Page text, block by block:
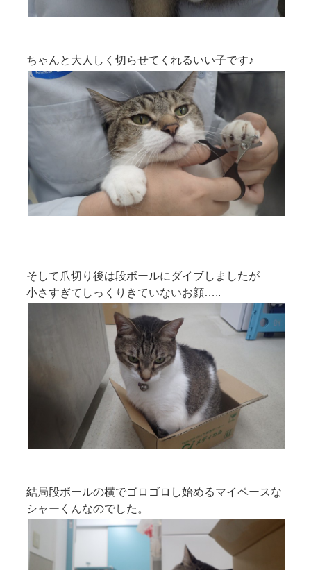
ちゃんと大人しく切らせてくれるいい子です♪
そして爪切り後は段ボールにダイブしましたが
小さすぎてしっくりきていないお顔…..
結局段ボールの横でゴロゴロし始めるマイペースな
シャーくんなのでした。